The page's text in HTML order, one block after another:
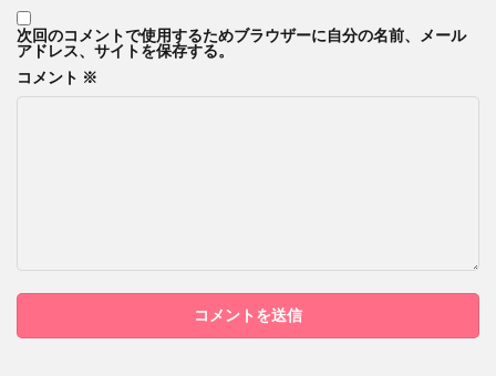
次回のコメントで使用するためブラウザーに自分の名前、メール
アドレス、サイトを保存する。
コメント ※